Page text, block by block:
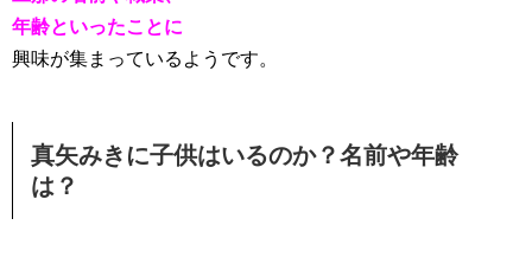
年齢といったことに
興味が集まっているようです。
真矢みきに子供はいるのか？名前や年齢
は？